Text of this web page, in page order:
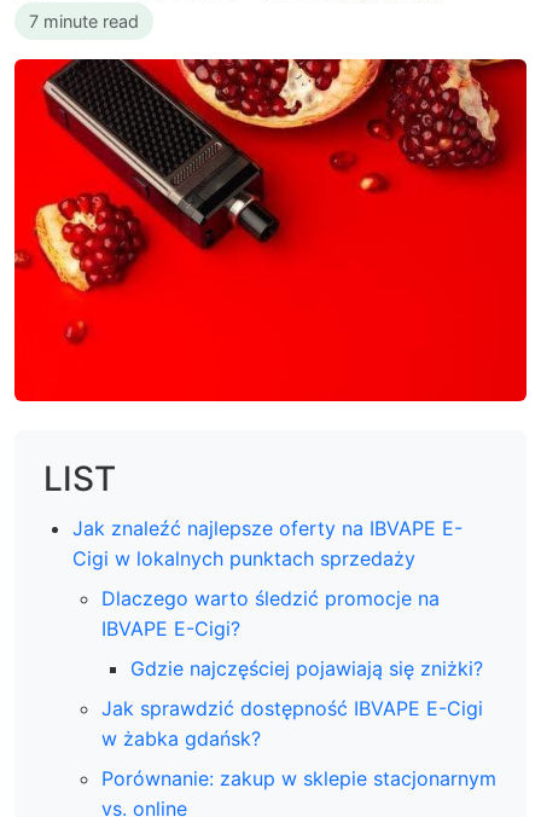
7 minute read
LIST
Jak znaleźć najlepsze oferty na IBVAPE E-
Cigi w lokalnych punktach sprzedaży
Dlaczego warto śledzić promocje na
IBVAPE E-Cigi?
Gdzie najczęściej pojawiają się zniżki?
Jak sprawdzić dostępność IBVAPE E-Cigi
w żabka gdańsk?
Porównanie: zakup w sklepie stacjonarnym
vs. online